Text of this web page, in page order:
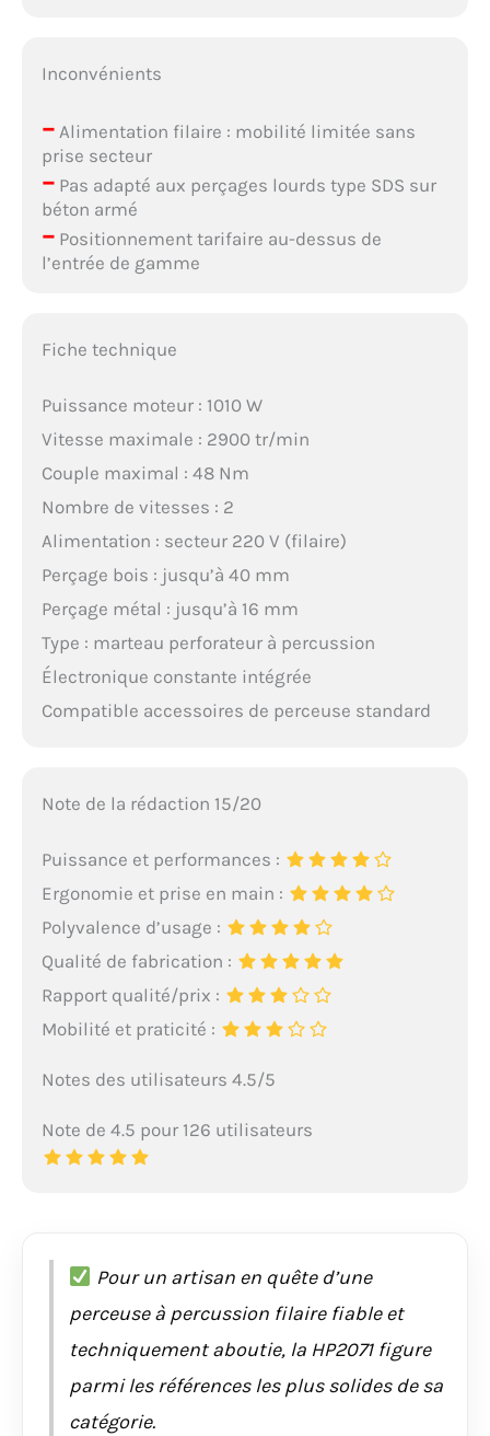
Inconvénients
–Alimentation filaire : mobilité limitée sans
prise secteur
–Pas adapté aux perçages lourds type SDS sur
béton armé
–Positionnement tarifaire au-dessus de
l’entrée de gamme
Fiche technique
Puissance moteur : 1010 W
Vitesse maximale : 2900 tr/min
Couple maximal : 48 Nm
Nombre de vitesses : 2
Alimentation : secteur 220 V (filaire)
Perçage bois : jusqu’à 40 mm
Perçage métal : jusqu’à 16 mm
Type : marteau perforateur à percussion
Électronique constante intégrée
Compatible accessoires de perceuse standard
Note de la rédaction 15/20
Puissance et performances :
Ergonomie et prise en main :
Polyvalence d’usage :
Qualité de fabrication :
Rapport qualité/prix :
Mobilité et praticité :
Notes des utilisateurs 4.5/5
Note de 4.5 pour 126 utilisateurs
Pour un artisan en quête d’une
perceuse à percussion filaire fiable et
techniquement aboutie, la HP2071 figure
parmi les références les plus solides de sa
catégorie.